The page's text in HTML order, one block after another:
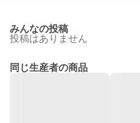
みんなの投稿
投稿はありません
同じ生産者の商品